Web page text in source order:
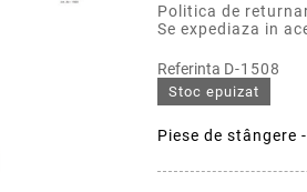
Politica de
Se expediaza in
Referinta D-1508
Stoc epuizat
Piese de stângere